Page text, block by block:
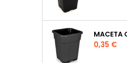
Precio
0,35 €